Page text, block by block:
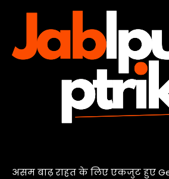
असम बाढ़ राहत के लिए एकजुट हुए